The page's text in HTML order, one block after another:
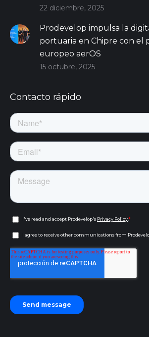
22 diciembre, 2025
Prodevelop impulsa la
portuaria en Chipre con el
europeo aerOS
15 octubre, 2025
Contacto rápido